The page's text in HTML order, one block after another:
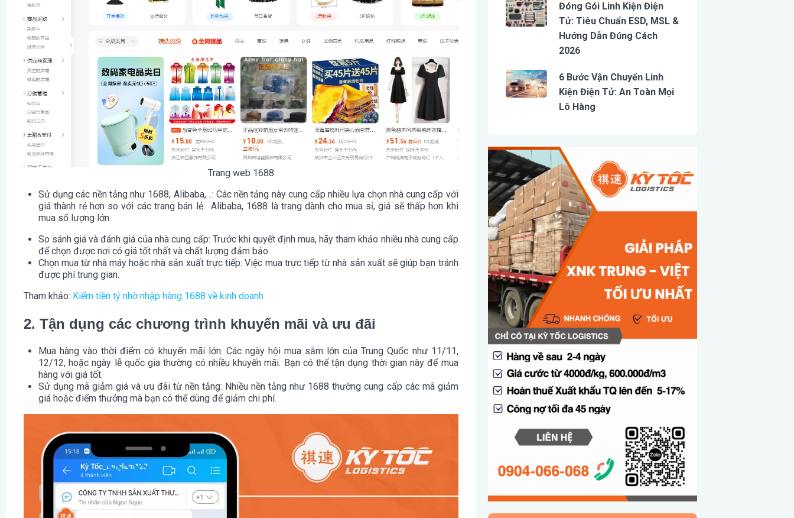
Trang web 1688
Sử dụng các nền tảng như 1688, Alibaba,…: Các nền tảng này cung cấp nhiều lựa chọn nhà cung cấp với
giá thành rẻ hơn so với các trang bán lẻ. Alibaba, 1688 là trang dành cho mua sỉ, giá sẽ thấp hơn khi
mua số lượng lớn.
So sánh giá và đánh giá của nhà cung cấp: Trước khi quyết định mua, hãy tham khảo nhiều nhà cung cấp
để chọn được nơi có giá tốt nhất và chất lượng đảm bảo.
Chọn mua từ nhà máy hoặc nhà sản xuất trực tiếp: Việc mua trực tiếp từ nhà sản xuất sẽ giúp bạn tránh
được phí trung gian.
Tham khảo: Kiếm tiền tỷ nhờ nhập hàng 1688 về kinh doanh
2. Tận dụng các chương trình khuyến mãi và ưu đãi
Mua hàng vào thời điểm có khuyến mãi lớn: Các ngày hội mua sắm lớn của Trung Quốc như 11/11,
12/12, hoặc ngày lễ quốc gia thường có nhiều khuyến mãi. Bạn có thể tận dụng thời gian này để mua
hàng với giá tốt.
Sử dụng mã giảm giá và ưu đãi từ nền tảng: Nhiều nền tảng như 1688 thường cung cấp các mã giảm
giá hoặc điểm thưởng mà bạn có thể dùng để giảm chi phí.
Đóng Gói Linh Kiện Điện
Tử: Tiêu Chuẩn ESD, MSL &
Hướng Dẫn Đúng Cách
2026
6 Bước Vận Chuyển Linh
Kiện Điện Tử: An Toàn Mọi
Lô Hàng